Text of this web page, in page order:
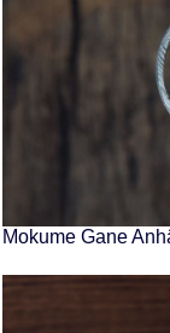
Mokume Gane